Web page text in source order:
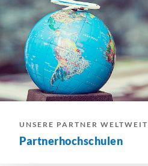
UNSERE PARTNER WELTWEIT
Partnerhochschulen